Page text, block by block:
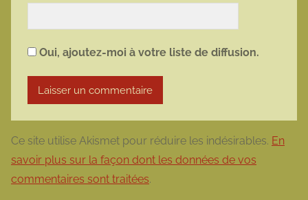
Oui, ajoutez-moi à votre liste de diffusion.
Ce site utilise Akismet pour réduire les indésirables. En
savoir plus sur la façon dont les données de vos
commentaires sont traitées.